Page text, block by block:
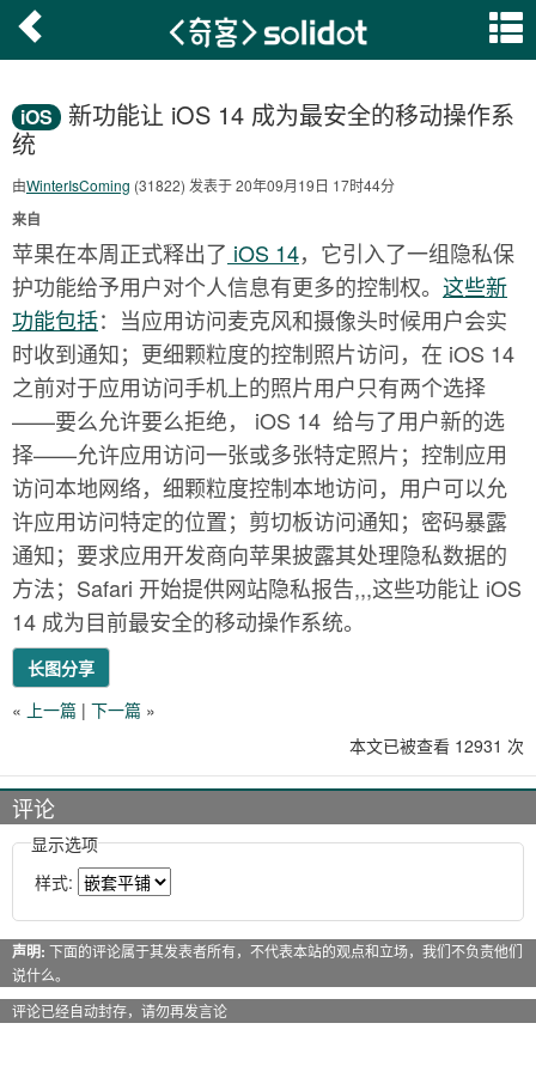
iOS
新功能让 iOS 14 成为最安全的移动操作系
统
由WinterIsComing (31822) 发表于 20年09月19日 17时44分
来自
苹果在本周正式释出了 iOS 14，它引入了一组隐私保
护功能给予用户对个人信息有更多的控制权。 这些新
功能包括：当应用访问麦克风和摄像头时候用户会实
时收到通知；更细颗粒度的控制照片访问，在 iOS 14
之前对于应用访问手机上的照片用户只有两个选择
——要么允许要么拒绝， iOS 14 给与了用户新的选
择——允许应用访问一张或多张特定照片；控制应用
访问本地网络，细颗粒度控制本地访问，用户可以允
许应用访问特定的位置；剪切板访问通知；密码暴露
通知；要求应用开发商向苹果披露其处理隐私数据的
方法；Safari 开始提供网站隐私报告,,,这些功能让 iOS
14 成为目前最安全的移动操作系统。
长图分享
« 上一篇 | 下一篇 »
本文已被查看 12931 次
评论
显示选项
样式:
声明: 下面的评论属于其发表者所有，不代表本站的观点和立场，我们不负责他们
说什么。
评论已经自动封存，请勿再发言论